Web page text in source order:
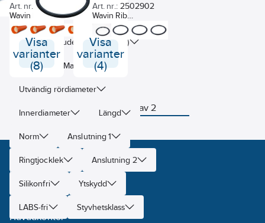
Egenskap
Har miljövarudeklaration (EPD)
Färg Material
Utvändig rördiameter
Innerdiameter Längd
Norm Anslutning 1
Ringtjocklek Anslutning 2
Silikonfri Ytskydd
LABS-fri Styvhetsklass
Art. nr.:
2593039
Wavin Rib rör rödbrun SN8
M/MF, levereras exkl
tätningsring
+3
Visa
varianter
(8)
Art. nr.: 2502902
Wavin Rib
tätningsring Epdm.
Visa
varianter
(4)
Visar 2 av 2
Kontakt
Kontakta oss
Butiker
Vanliga frågor
Huvudkontor